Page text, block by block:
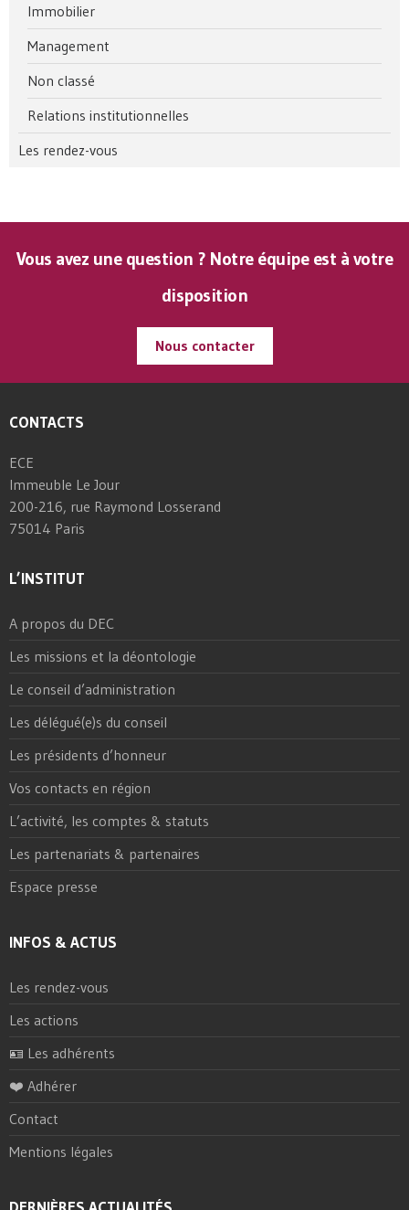
Immobilier
Management
Non classé
Relations institutionnelles
Les rendez-vous
Vous avez une question ? Notre équipe est à votre
disposition
Nous contacter
CONTACTS
ECE
Immeuble Le Jour
200-216, rue Raymond Losserand
75014 Paris
L’INSTITUT
A propos du DEC
Les missions et la déontologie
Le conseil d’administration
Les délégué(e)s du conseil
Les présidents d’honneur
Vos contacts en région
L’activité, les comptes & statuts
Les partenariats & partenaires
Espace presse
INFOS & ACTUS
Les rendez-vous
Les actions
🪪 Les adhérents
❤️ Adhérer
Contact
Mentions légales